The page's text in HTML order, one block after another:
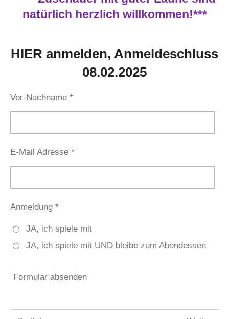
natürlich herzlich willkommen!***
HIER anmelden, Anmeldeschluss
08.02.2025
Vor-Nachname *
E-Mail Adresse *
Anmeldung *
JA, ich spiele mit
JA, ich spiele mit UND bleibe zum Abendessen
Formular absenden